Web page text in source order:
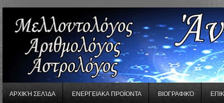
ΑΡΧΙΚΉ ΣΕΛΊΔΑ ΕΝΕΡΓΕΙΑΚΑ ΠΡΟΪΟΝΤΑ ΒΙΟΓΡΑΦΙΚΌ